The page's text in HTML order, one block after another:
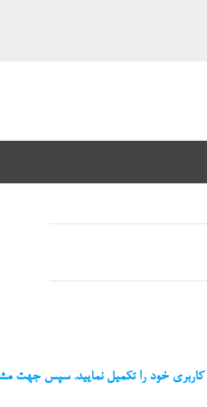
خود را تکمیل نمایید. سپس جهت